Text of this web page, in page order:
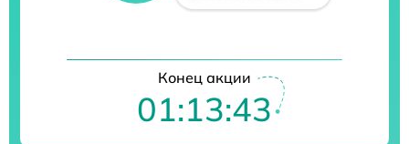
Конец акции
01:13:42